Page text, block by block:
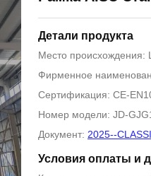
Детали продукта
Место происхождения:
Фирменное
Сертификация: CE-
Номер модели: JD-
Документ: 2025--
Условия оплаты и